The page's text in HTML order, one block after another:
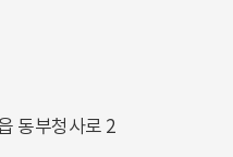
동부청사로 2